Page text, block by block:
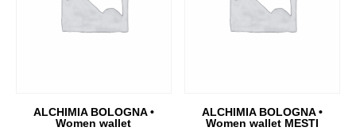
ALCHIMIA BOLOGNA •
Women wallet
ALCHIMIA BOLOGNA •
Women wallet MESTI